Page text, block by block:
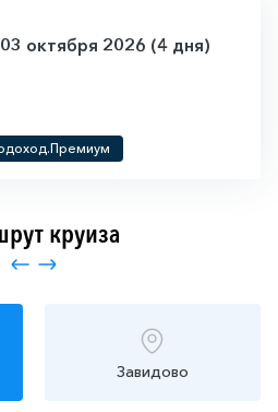
октября 2026 (4 дня)
круиза
Завидово